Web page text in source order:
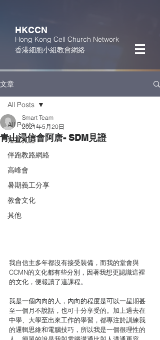
HKCCN
Hong Kong Cell Church Network
香港細胞小組教會網絡
文章
All Posts
短宣見證
伴跑教路網絡
高峰會
暑期義工分享
教會文化
其他
All Posts
青山浸信會阿唐- SDM見證
Smart Team
2021年5月20日
我自信主多年都沒有接受裝備，而我的堂會與
CCMN的文化都有些分別，因著我想更認識這裡
的文化，便報讀了這課程。
我是一個內向的人，內向的程度是可以一星期甚
至一個月不說話，也可十分享受的。加上過去在
中學、大學至出來工作的學習，都專注於訓練我
的邏輯思維和電腦技巧，所以我是一個很理性的